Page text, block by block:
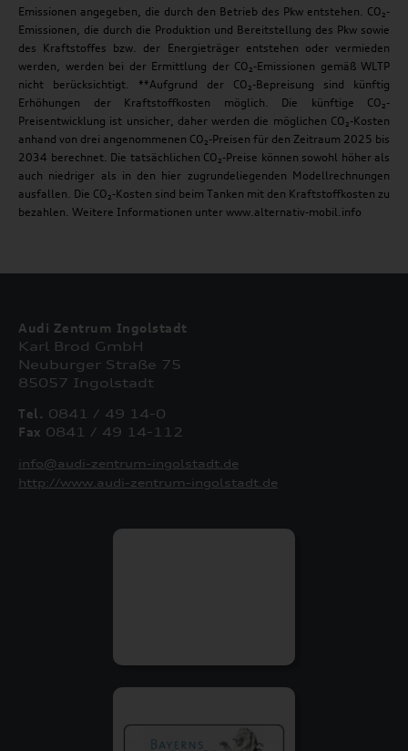
Emissionen angegeben, die durch den Betrieb des Pkw entstehen. CO₂-
Emissionen, die durch die Produktion und Bereitstellung des Pkw sowie
des Kraftstoffes bzw. der Energieträger entstehen oder vermieden
werden, werden bei der Ermittlung der CO₂-Emissionen gemäß WLTP
nicht berücksichtigt. **Aufgrund der CO₂-Bepreisung sind künftig
Erhöhungen der Kraftstoffkosten möglich. Die künftige CO₂-
Preisentwicklung ist unsicher, daher werden die möglichen CO₂-Kosten
anhand von drei angenommenen CO₂-Preisen für den Zeitraum 2025 bis
2034 berechnet. Die tatsächlichen CO₂-Preise können sowohl höher als
auch niedriger als in den hier zugrundeliegenden Modellrechnungen
ausfallen. Die CO₂-Kosten sind beim Tanken mit den Kraftstoffkosten zu
bezahlen. Weitere Informationen unter www.alternativ-mobil.info
Audi Zentrum Ingolstadt
Karl Brod GmbH
Neuburger Straße 75
85057 Ingolstadt
Tel. 0841 / 49 14-0
Fax 0841 / 49 14-112
info@audi-zentrum-ingolstadt.de
http://www.audi-zentrum-ingolstadt.de